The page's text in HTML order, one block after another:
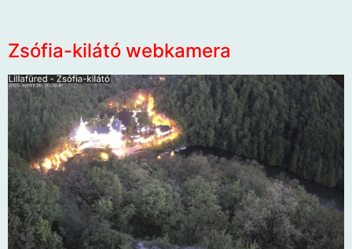
Zsófia-kilátó webkamera